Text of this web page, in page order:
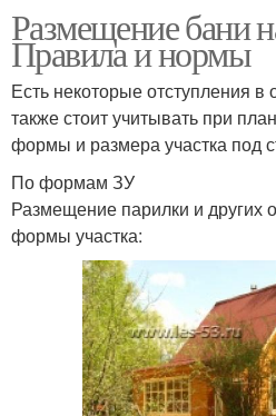
Размещение бани
Правила и нормы
Есть некоторые отступления
также стоит учитывать при
формы и размера участка под
По формам ЗУ
Размещение парилки и других
формы участка: